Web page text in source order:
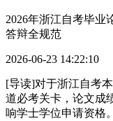
2026年浙江自考毕业
答辩全规范
2026-06-23 14:22:10
[导读]对于浙江自考
道必考关卡，论文成
响学士学位申请资格